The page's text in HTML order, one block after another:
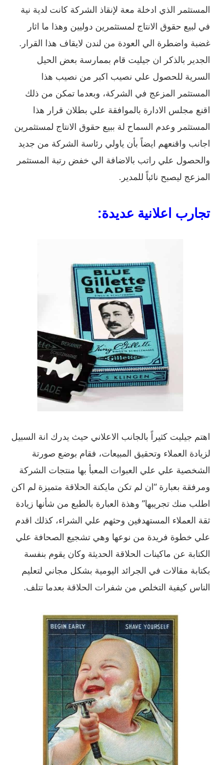
المستثمر الذي ادخلة معة لإنقاذ الشركة كانت لدية نية
في لبيع حقوق الانتاج لمستثمرين دوليين وهذا ما اثار
غضبة واضطرة الي العودة من لندن لايقاف هذا القرار.
الجدير بالذكر ان جيليت قام بممارسة بعض الحيل
السرية للحصول علي نصيب اكبر من نصيب هذا
المستثمر المزعج في الشركة، وبعدما تمكن من ذلك
اقنع مجلس الادارة بالموافقة علي بطلان قرار هذا
المستثمر وعدم السماح لة ببيع حقوق الانتاج لمستثمرين
اجانب واقنعهم ايضاً بأن ياولي رئاسة الشركة من جديد
والحصول علي راتب بالاضافة الي خفض رتبة المستثمر
المزعج ليصبح نائباً للمدير.
تجارب اعلانية عديدة:
اهتم جيليت كثيراً بالجانب الاعلاني حيث يدرك انة السبيل
لزيادة العملاء وتحقيق المبيعات، فقام بوضع صورتة
الشخصية علي علي العبوات المعبأ بها منتجات الشركة
ومرفقة بعبارة “ان لم تكن مايكنة الحلاقة متميزة لم اكن
اطلب منك تجريبها” وهذة العبارة بالطبع من شأنها زيادة
ثقة العملاء المستهدفين وحثهم علي الشراء، كذلك اقدم
علي خطوة فريدة من نوعها وهي تشجيع الصحافة علي
الكتابة عن ماكينات الحلاقة الحديثة وكان يقوم بنفسة
بكتابة مقالات في الجرائد اليومية بشكل مجاني لتعليم
الناس كيفية التخلص من شفرات الحلاقة بعدما تتلف.